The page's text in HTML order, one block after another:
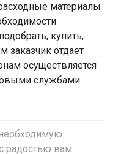
материалы
купить,
заказчик отдает
осуществляется
службами.
необходимую
радостью вам